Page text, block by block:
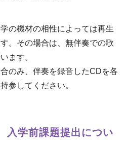
の機材の相性によっては再生
。その場合は、無伴奏での歌
ます。
のみ、伴奏を録音したCDを各
参してください。
学前課題提出につい